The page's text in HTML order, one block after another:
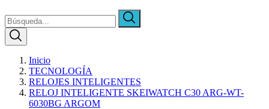
Inicio
TECNOLOGÍA
RELOJES INTELIGENTES
RELOJ INTELIGENTE SKEIWATCH C30 ARG-WT-
6030BG ARGOM